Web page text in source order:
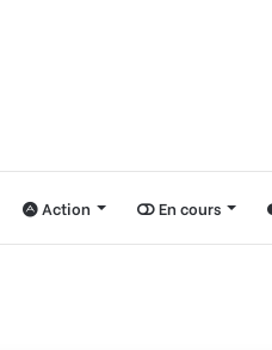
Action En cours